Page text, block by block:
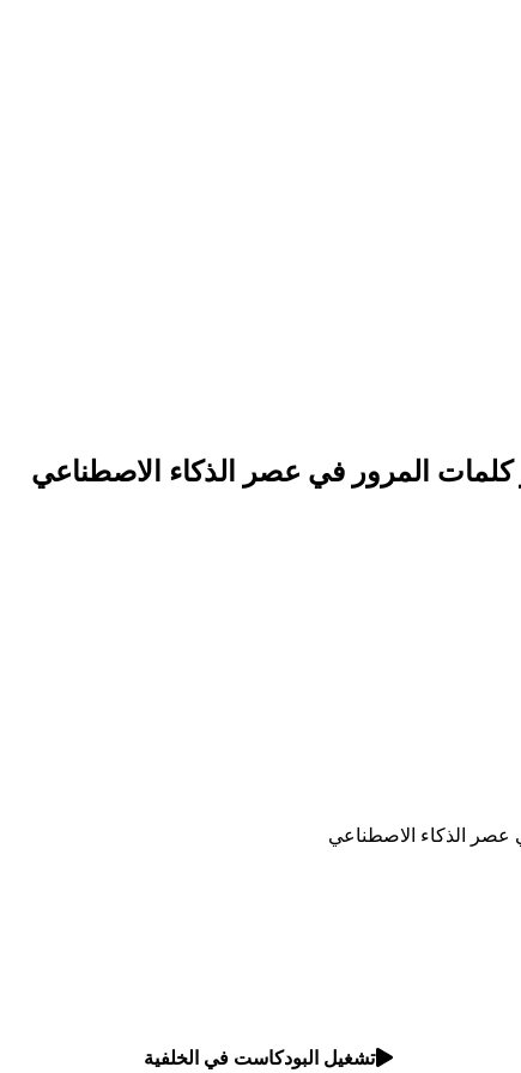
المرور في عصر الذكاء الاصطناعي
الذكاء الاصطناعي
تشغيل البودكاست في الخلفية